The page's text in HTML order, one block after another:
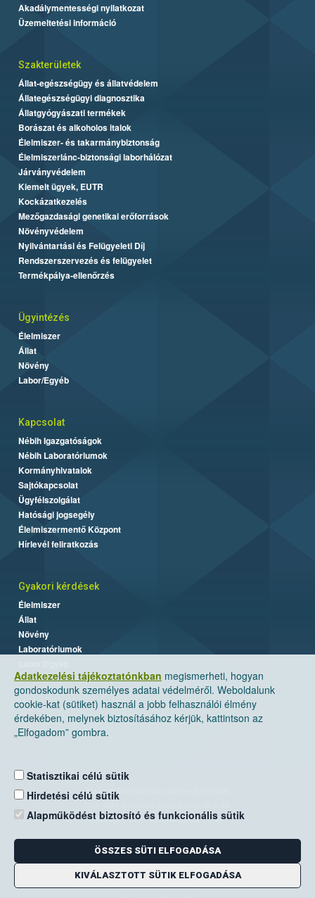
Adatkezelési tájékoztatónkban megismerheti, hogyan
gondoskodunk személyes adatai védelméről. Weboldalunk
cookie-kat (sütiket) használ a jobb felhasználói élmény
érdekében, melynek biztosításához kérjük, kattintson az
„Elfogadom” gombra.
Statisztikai célú sütik
Hirdetési célú sütik
Alapműködést biztosító és funkcionális sütik
ÖSSZES SÜTI ELFOGADÁSA
KIVÁLASZTOTT SÜTIK ELFOGADÁSA
Akadálymentességi nyilatkozat
Üzemeltetési információ
Szakterületek
Állat-egészségügy és állatvédelem
Állategészségügyi diagnosztika
Állatgyógyászati termékek
Borászat és alkoholos italok
Élelmiszer- és takarmánybiztonság
Élelmiszerlánc-biztonsági laborhálózat
Járványvédelem
Kiemelt ügyek, EUTR
Kockázatkezelés
Mezőgazdasági genetikai erőforrások
Növényvédelem
Nyilvántartási és Felügyeleti Díj
Rendszerszervezés és felügyelet
Termékpálya-ellenőrzés
Ügyintézés
Élelmiszer
Állat
Növény
Labor/Egyéb
Kapcsolat
Nébih Igazgatóságok
Nébih Laboratóriumok
Kormányhivatalok
Sajtókapcsolat
Ügyfélszolgálat
Hatósági jogsegély
Élelmiszermentő Központ
Hírlevél feliratkozás
Gyakori kérdések
Élelmiszer
Állat
Növény
Laboratóriumok
Nemzeti Élelmiszerlánc-biztonsági Hivatal
Levelezési cím: 1525 Budapest. Pf. 30.
E-mail:ugyfelszolgalat@nebih.gov.hu
Zöld szám: 06-80/263-244
Telefon: 06-1/ 336-9000